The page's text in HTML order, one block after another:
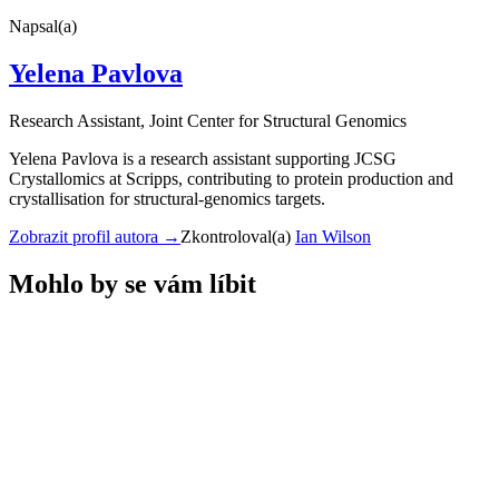
Napsal(a)
Yelena Pavlova
Research Assistant, Joint Center for Structural Genomics
Yelena Pavlova is a research assistant supporting JCSG
Crystallomics at Scripps, contributing to protein production and
crystallisation for structural-genomics targets.
Zobrazit profil autora → Zkontroloval(a) Ian Wilson
Mohlo by se vám líbit